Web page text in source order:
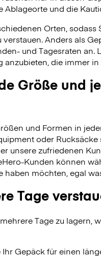
Ablageorte und die
Orten, sodass
Anders als
und Tagesraten an.
die immer in
Größe und
und Formen in
oder Rucksäcke
unsere zufriedenen
Kunden können
möchten, egal
Tage
Tage zu lagern,
Gepäck für einen